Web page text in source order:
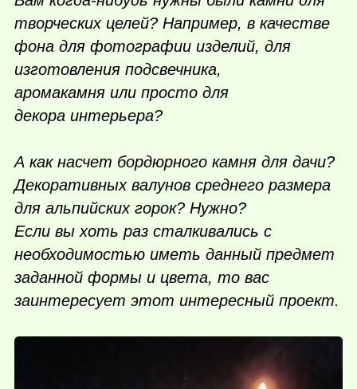
творческих целей? Например, в качестве
фона для фотографии изделий, для
изготовления подсвечника,
аромакамня или просто для
декора интерьера?
А как насчет бордюрного камня для дачи?
Декоративных валунов среднего размера
для альпийских горок? Нужно?
Если вы хоть раз сталкивались с
необходимостью иметь данный предмет
заданной формы и цвета, то вас
заинтересует этот интересный проект.